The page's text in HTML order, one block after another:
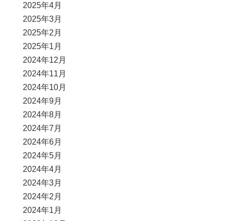
2025年4月
2025年3月
2025年2月
2025年1月
2024年12月
2024年11月
2024年10月
2024年9月
2024年8月
2024年7月
2024年6月
2024年5月
2024年4月
2024年3月
2024年2月
2024年1月